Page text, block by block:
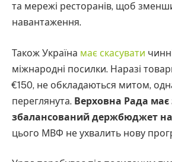
та мережі ресторанів, щоб
навантаження.
Також Україна має скасувати
міжнародні посилки. Наразі
€150, не обкладаються митом,
переглянута. Верховна Рада має
збалансований держбюджет на
цього МВФ не ухвалить нову